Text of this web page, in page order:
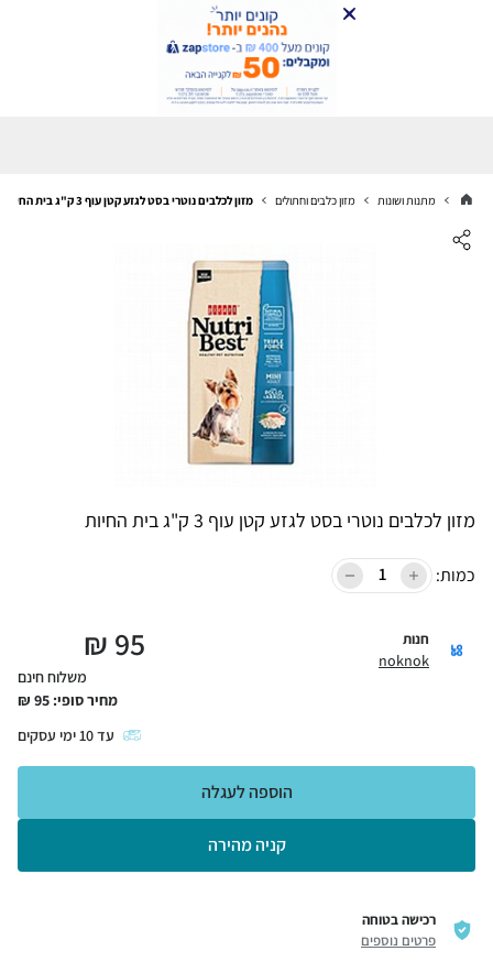
מתנות ושונות מזון כלבים וחתולים מזון לכלבים נוטרי בסט לגזע קטן עוף 3 ק"ג בית החיות
מזון לכלבים נוטרי בסט לגזע קטן עוף 3 ק"ג בית החיות
כמות:
חנות
noknok
95
₪
משלוח חינם
מחיר סופי: 95
₪
עד10 ימי עסקים
קניה מהירה
הוספה לעגלה
רכישה בטוחה
פרטים נוספים